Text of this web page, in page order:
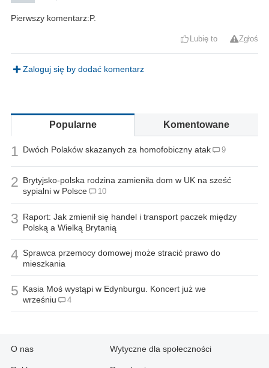
Pierwszy komentarz:P.
Lubię to Zgłoś
Zaloguj się by dodać komentarz
Popularne Komentowane
1 Dwóch Polaków skazanych za homofobiczny atak 9
2 Brytyjsko-polska rodzina zamieniła dom w UK na sześć
sypialni w Polsce
10
3 Raport: Jak zmienił się handel i transport paczek między
Polską a Wielką Brytanią
4 Sprawca przemocy domowej może stracić prawo do
mieszkania
5 Kasia Moś wystąpi w Edynburgu. Koncert już we
wrześniu
4
O nas Wytyczne dla społeczności